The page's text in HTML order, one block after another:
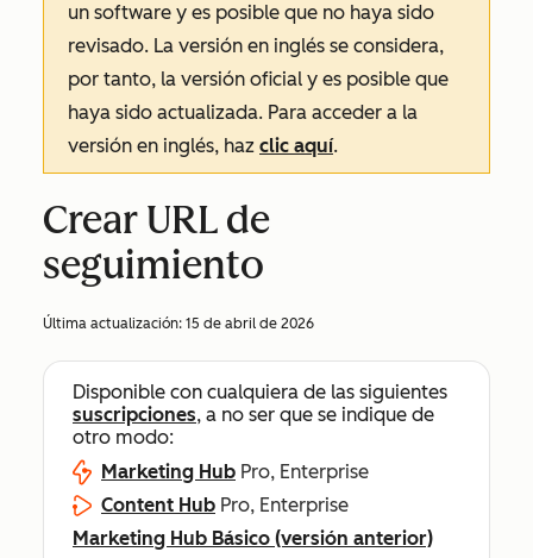
un software y es posible que no haya sido
revisado. La versión en inglés se considera,
por tanto, la versión oficial y es posible que
haya sido actualizada. Para acceder a la
versión en inglés, haz clic aquí.
Crear URL de
seguimiento
Última actualización: 15 de abril de 2026
Disponible con cualquiera de las siguientes
suscripciones, a no ser que se indique de
otro modo:
Marketing Hub Pro, Enterprise
Content Hub Pro, Enterprise
Marketing Hub Básico (versión anterior)